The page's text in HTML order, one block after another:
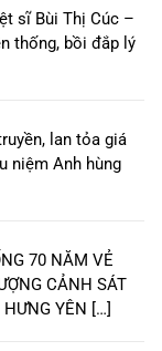
sĩ Bùi Thị Cúc –
thống, bồi đắp lý
lan tỏa giá
niệm Anh hùng
70 NĂM VẺ
CẢNH SÁT
YÊN […]